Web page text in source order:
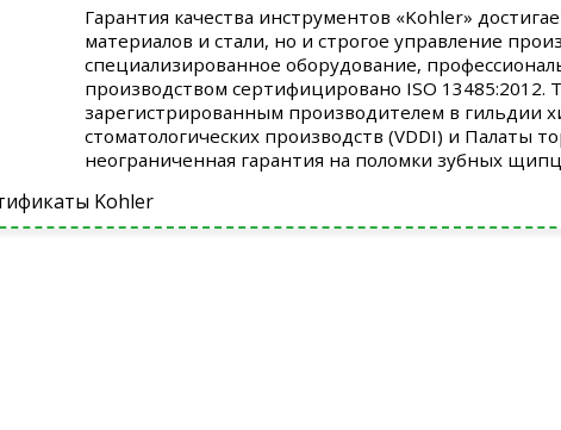
Гарантия качества инструментов «Kohler»
материалов и стали, но и строгое управление
специализированное оборудование,
производством сертифицировано ISO 13485:2012.
зарегистрированным производителем в гильдии
стоматологических производств (VDDI) и Палаты
неограниченная гарантия на поломки зубных